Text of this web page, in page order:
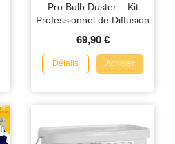
Pro Bulb Duster – Kit
Professionnel de Diffusion
69,90 €
Détails Acheter